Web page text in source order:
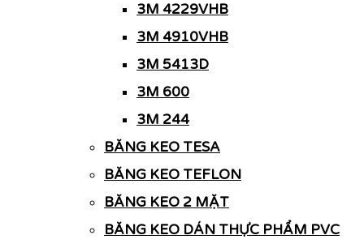
3M 4229VHB
3M 4910VHB
3M 5413D
3M 600
3M 244
BĂNG KEO TESA
BĂNG KEO TEFLON
BĂNG KEO 2 MẶT
BĂNG KEO DÁN THỰC PHẨM PVC